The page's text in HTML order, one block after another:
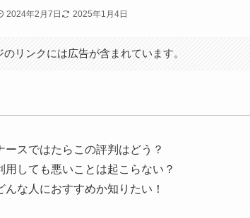
2024年2月7日 2025年1月4日
のリンクには広告が含まれています。
ースではたらこの評判はどう？
用しても悪いことは起こらない？
んな人におすすめか知りたい！